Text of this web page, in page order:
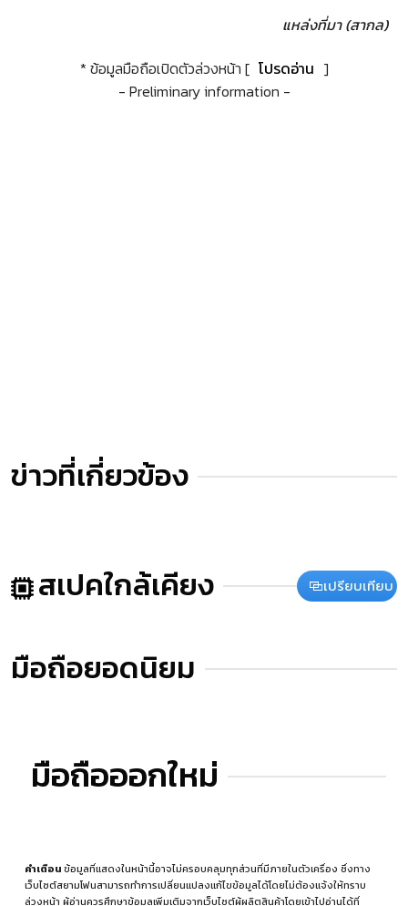
แหล่งที่มา (สากล)
* ข้อมูลมือถือเปิดตัวล่วงหน้า [ โปรดอ่าน ]
- Preliminary information -
ข่าวที่เกี่ยวข้อง
สเปคใกล้เคียง เปรียบเทียบ
มือถือยอดนิยม
มือถือออกใหม่
คำเตือนข้อมูลที่แสดงในหน้านี้อาจไม่ครอบคลุมทุกส่วนที่มีภายในตัวเครื่อง ซึ่งทาง
เว็บไซต์สยามโฟนสามารถทำการเปลี่ยนแปลงแก้ไขข้อมูลได้โดยไม่ต้องแจ้งให้ทราบ
ล่วงหน้า ผู้อ่านควรศึกษาข้อมูลเพิ่มเติมจากเว็บไซต์ผู้ผลิตสินค้าโดยเข้าไปอ่านได้ที่